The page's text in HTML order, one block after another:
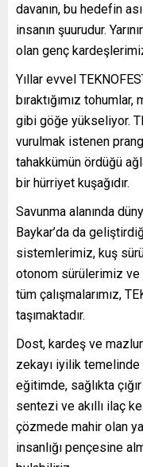
davanın, bu hedefin
insanın şuurudur.
olan genç
Yıllar evvel
bıraktığımız
gibi göğe yükseliyor.
vurulmak istenen
tahakkümün ördüğü
bir hürriyet kuşağıdır.
Savunma alanında
Baykar’da da
sistemlerimiz, kuş
otonom sürülerimiz ve
tüm çalışmalarımız,
taşımaktadır.
Dost, kardeş ve
zekayı iyilik
eğitimde, sağlıkta
sentezi ve akıllı ilaç
çözmede mahir olan
insanlığı pençesine